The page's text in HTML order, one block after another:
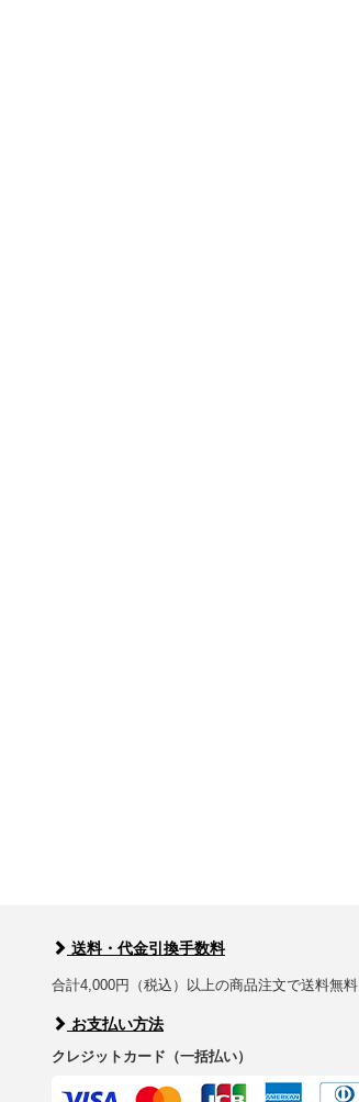
送料・代金引換手数料
合計4,000円（税込）以上の商品注文で送料無料
お支払い方法
クレジットカード（一括払い）